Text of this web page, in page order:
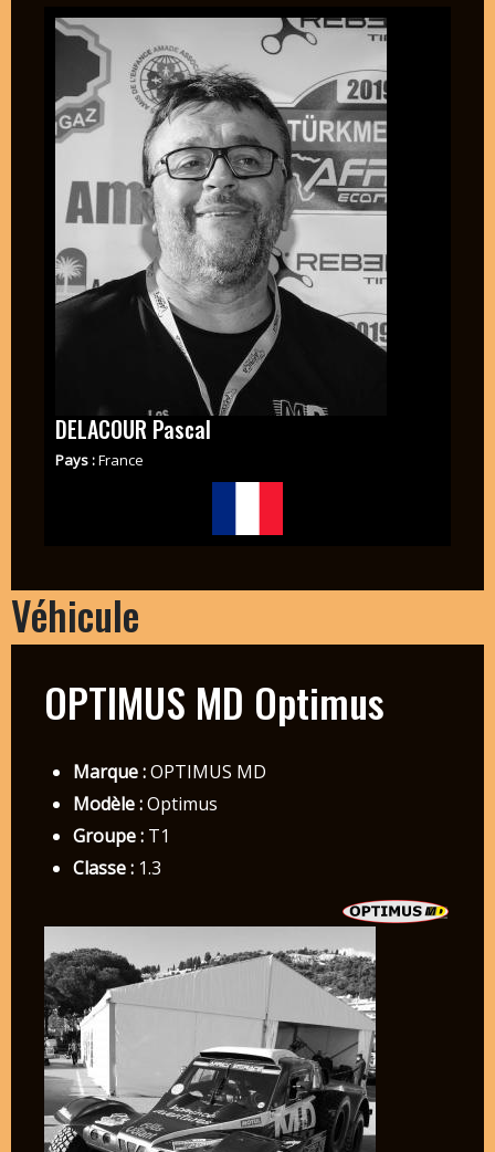
DELACOUR Pascal
Pays :France
Véhicule
OPTIMUS MD Optimus
Marque :OPTIMUS MD
Modèle :Optimus
Groupe :T1
Classe :1.3